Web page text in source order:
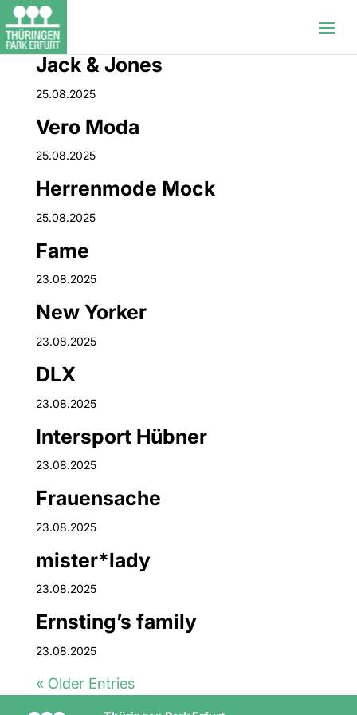
Jack & Jones
25.08.2025
Vero Moda
25.08.2025
Herrenmode Mock
25.08.2025
Fame
23.08.2025
New Yorker
23.08.2025
DLX
23.08.2025
Intersport Hübner
23.08.2025
Frauensache
23.08.2025
mister*lady
23.08.2025
Ernsting’s family
23.08.2025
« Older Entries